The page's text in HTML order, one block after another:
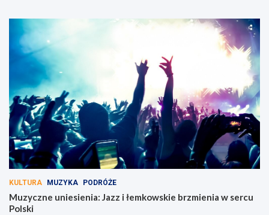
KULTURA MUZYKA PODRÓŻE
Muzyczne uniesienia: Jazz i łemkowskie brzmienia w sercu
Polski